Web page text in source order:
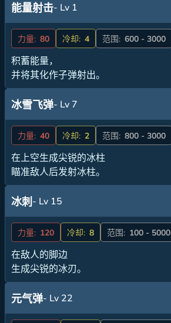
能量射击- Lv 1
力量: 80 冷却: 4 范围: 600 - 3000
积蓄能量，
并将其化作子弹射出。
冰雪飞弹- Lv 7
力量: 40 冷却: 2 范围: 800 - 3000
在上空生成尖锐的冰柱
瞄准敌人后发射冰柱。
冰刺- Lv 15
力量: 120 冷却: 8 范围: 100 - 5000
在敌人的脚边
生成尖锐的冰刃。
元气弹- Lv 22